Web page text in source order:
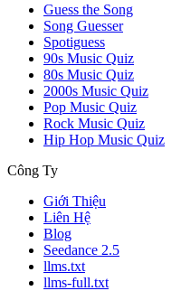
Guess the Song
Song Guesser
Spotiguess
90s Music Quiz
80s Music Quiz
2000s Music Quiz
Pop Music Quiz
Rock Music Quiz
Hip Hop Music Quiz
Công Ty
Giới Thiệu
Liên Hệ
Blog
Seedance 2.5
llms.txt
llms-full.txt